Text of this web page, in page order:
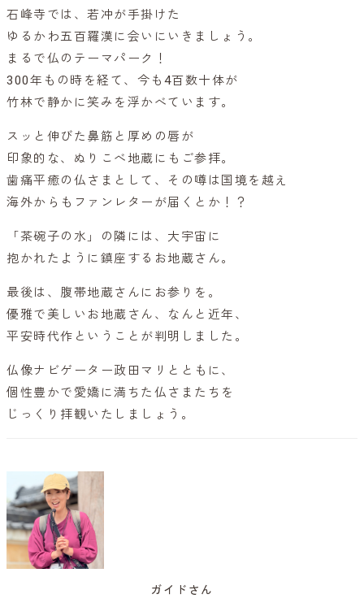
石峰寺では、若冲が手掛けた
ゆるかわ五百羅漢に会いにいきましょう。
まるで仏のテーマパーク！
300年もの時を経て、今も4百数十体が
竹林で静かに笑みを浮かべています。
スッと伸びた鼻筋と厚めの唇が
印象的な、ぬりこべ地蔵にもご参拝。
歯痛平癒の仏さまとして、その噂は国境を越え
海外からもファンレターが届くとか！？
「茶碗子の水」の隣には、大宇宙に
抱かれたように鎮座するお地蔵さん。
最後は、腹帯地蔵さんにお参りを。
優雅で美しいお地蔵さん、なんと近年、
平安時代作ということが判明しました。
仏像ナビゲーター政田マリとともに、
個性豊かで愛嬌に満ちた仏さまたちを
じっくり拝観いたしましょう。
ガイドさん